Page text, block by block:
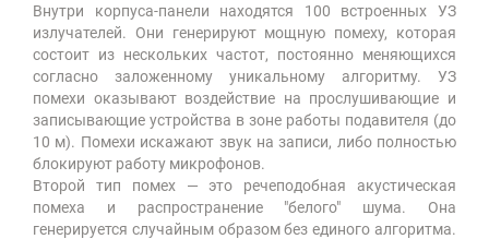
Внутри корпуса-панели находятся 100 встроенных УЗ
излучателей. Они генерируют мощную помеху, которая
состоит из нескольких частот, постоянно меняющихся
согласно заложенному уникальному алгоритму. УЗ
помехи оказывают воздействие на прослушивающие и
записывающие устройства в зоне работы подавителя (до
10 м). Помехи искажают звук на записи, либо полностью
блокируют работу микрофонов.
Второй тип помех — это речеподобная акустическая
помеха и распространение "белого" шума. Она
генерируется случайным образом без единого алгоритма.